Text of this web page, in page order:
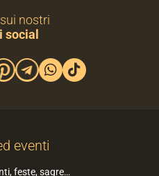
nostri
social
eventi
feste, sagre…